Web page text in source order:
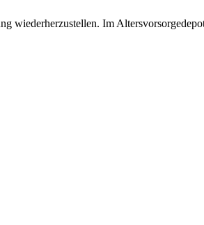
wiederherzustellen. Im